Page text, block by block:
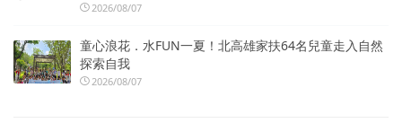
2026/08/07
童心浪花．水FUN一夏！北高雄家扶64名兒童走入自然
探索自我
2026/08/07